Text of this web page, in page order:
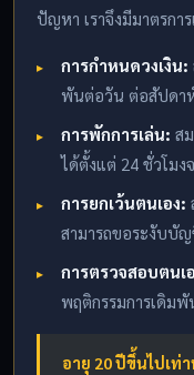
ปัญหา เราจึงมีมาตรกา
การกำหนดวงเงิน:
พันต่อวัน ต่อสัปดา
การพักการเล่น: ส
ได้ตั้งแต่ 24 ชั่วโมง
การยกเว้นตนเอง:
สามารถขอระงับบัญ
การตรวจสอบตนเ
พฤติกรรมการเดิม
อายุ 20 ปีขึ้นไปเท่